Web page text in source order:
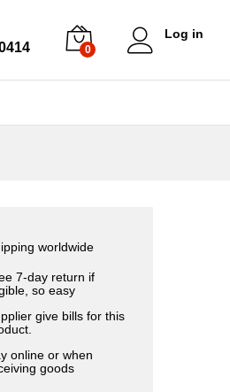
0
Log in
worldwide
7-day return if
so easy
give bills for this
online or when
goods